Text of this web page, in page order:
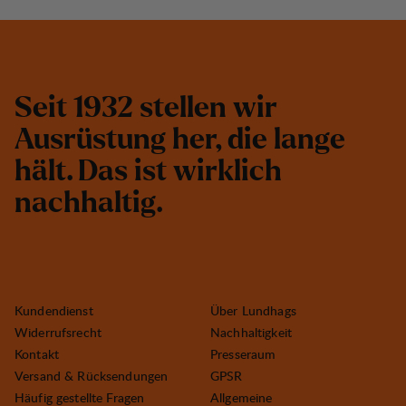
Seit 1932 stellen wir
Ausrüstung her, die lange
hält. Das ist wirklich
nachhaltig.
Kundendienst
Widerrufsrecht
Kontakt
Versand & Rücksendungen
Häufig gestellte Fragen
Über Lundhags
Nachhaltigkeit
Presseraum
GPSR
Allgemeine